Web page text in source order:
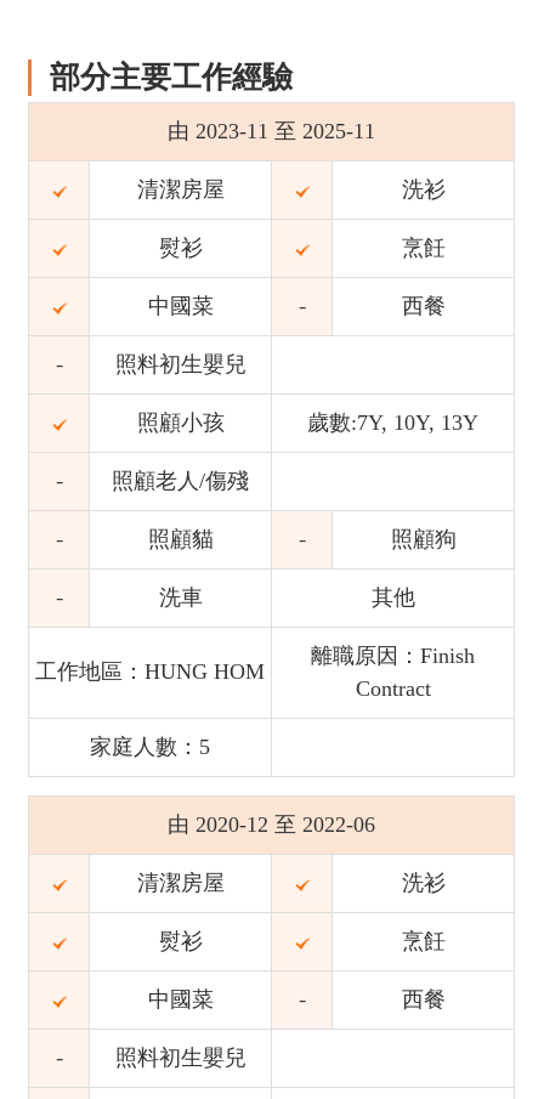
部分主要工作經驗
由 2023-11 至 2025-11
清潔房屋 洗衫
熨衫 烹飪
中國菜 西餐
照料初生嬰兒
照顧小孩 歲數:7Y, 10Y, 13Y
照顧老人/傷殘
照顧貓 照顧狗
洗車 其他
工作地區：HUNG HOM
離職原因：Finish
Contract
家庭人數：5
由 2020-12 至 2022-06
清潔房屋 洗衫
熨衫 烹飪
中國菜 西餐
照料初生嬰兒